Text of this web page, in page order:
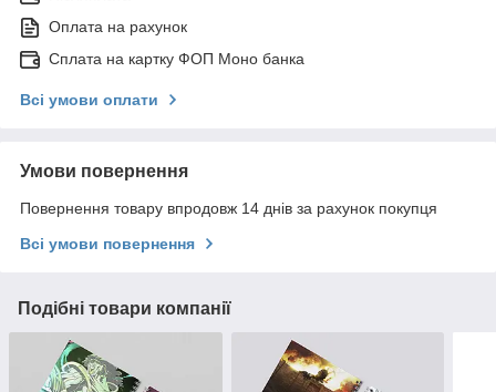
Оплата на рахунок
Сплата на картку ФОП Моно банка
Всі умови оплати
Умови повернення
Повернення товару впродовж 14 днів за рахунок покупця
Всі умови повернення
Подібні товари компанії